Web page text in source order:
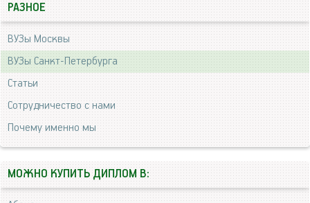
РАЗНОЕ
ВУЗы Москвы
ВУЗы Санкт-Петербурга
Статьи
Сотрудничество с нами
Почему именно мы
МОЖНО КУПИТЬ ДИПЛОМ В: